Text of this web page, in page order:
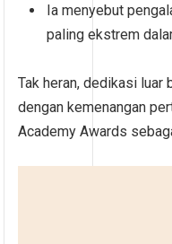
Ia menyebut
paling ekstrem
Tak heran, dedikasi luar
dengan kemenangan
Academy Awards